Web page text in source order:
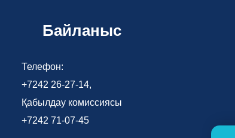
Байланыс
Телефон:
+7242 26-27-14,
Қабылдау комиссиясы
+7242 71-07-45